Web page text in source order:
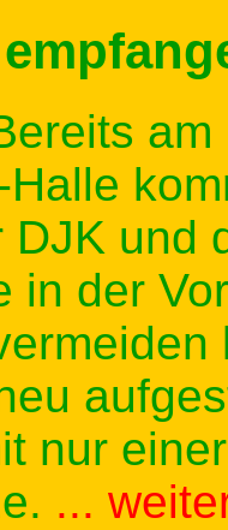
DJK und
in der
nur
...